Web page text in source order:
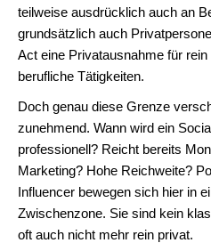
teilweise ausdrücklich auch an
grundsätzlich auch
Act eine Privatausnahme für
berufliche Tätigkeiten.
Doch genau diese Grenze
zunehmend. Wann wird ein
professionell? Reicht bereits
Marketing? Hohe Reichweite?
Influencer bewegen sich hier in
Zwischenzone. Sie sind kein
oft auch nicht mehr rein privat.